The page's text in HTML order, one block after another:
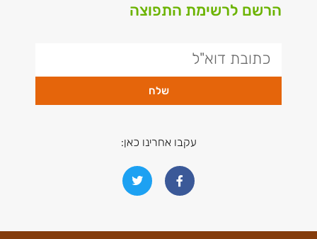
הרשם לרשימת התפוצה
שלח
עקבו אחרינו כאן: